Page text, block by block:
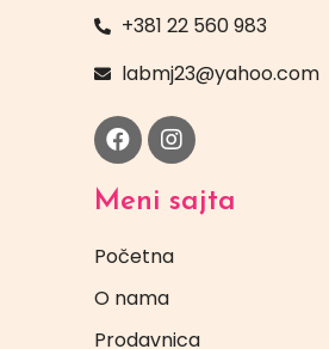
+381 22 560 983
labmj23@yahoo.com
Meni sajta
Početna
O nama
Prodavnica